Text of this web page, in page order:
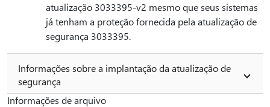
atualização 3033395-v2 mesmo que seus sistemas
já tenham a proteção fornecida pela atualização de
segurança 3033395.
Informações sobre a implantação da atualização de
segurança
Informações de arquivo